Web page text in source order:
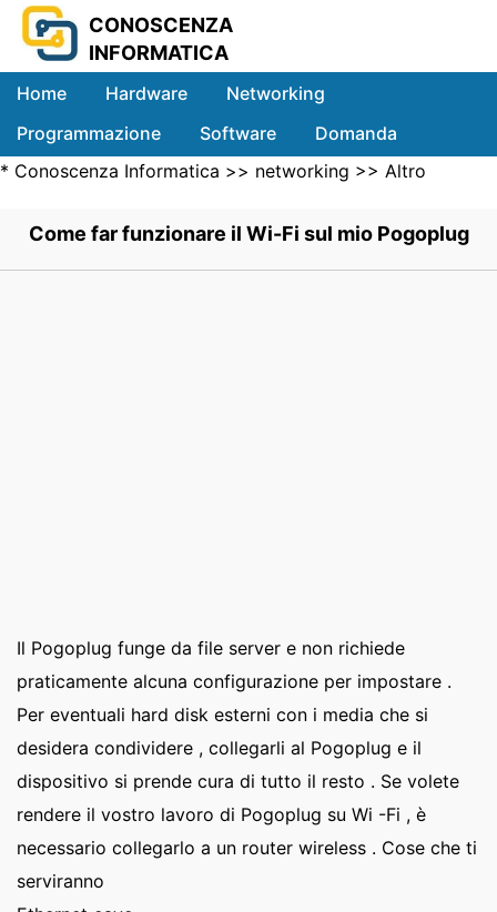
CONOSCENZA
INFORMATICA
Home Hardware
Networking
Programmazione
Software
Domanda
Sistemi
* Conoscenza Informatica >> networking >> Altro
Come far funzionare il Wi-Fi sul mio Pogoplug
Il Pogoplug funge da file server e non richiede
praticamente alcuna configurazione per impostare .
Per eventuali hard disk esterni con i media che si
desidera condividere , collegarli al Pogoplug e il
dispositivo si prende cura di tutto il resto . Se volete
rendere il vostro lavoro di Pogoplug su Wi -Fi , è
necessario collegarlo a un router wireless . Cose che ti
serviranno